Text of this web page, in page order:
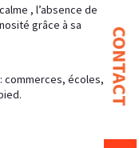
CONTACT
, l’absence de
grâce à sa
commerces, écoles,